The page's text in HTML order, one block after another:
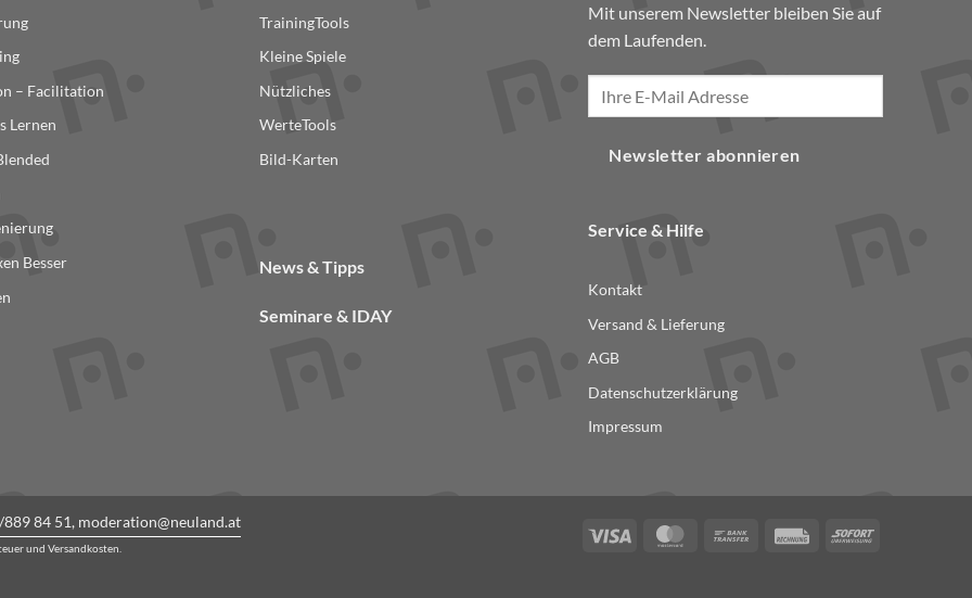
– Facilitation
Lernen
Besser
TrainingTools
Kleine Spiele
Nützliches
WerteTools
Bild-Karten
News & Tipps
Seminare & IDAY
Mit unserem Newsletter bleiben Sie auf
dem Laufenden.
Newsletter abonnieren
Service & Hilfe
Kontakt
Versand & Lieferung
AGB
Datenschutzerklärung
Impressum
Visa MasterCardBank
RechungSofort
84 51, moderation@neuland.at
und Versandkosten.